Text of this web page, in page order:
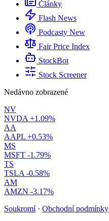
Články
Flash News
Podcasty New
Fair Price Index
StockBot
Stock Screener
Nedávno zobrazené
NV
NVDA +1.09%
AA
AAPL +0.53%
MS
MSFT -1.79%
TS
TSLA -0.58%
AM
AMZN -3.17%
Soukromí · Obchodní podmínky